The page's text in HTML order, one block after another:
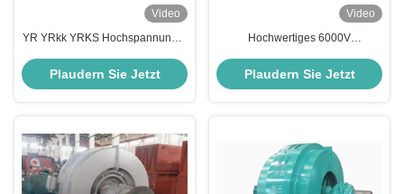
Video
YR YRkk YRKS Hochspannungs-
Wunde Rotor Rutschring Motor
Plaudern Sie Jetzt
Video
Hochwertiges 6000V
Asynchrone Wechselstrommotor
Plaudern Sie Jetzt